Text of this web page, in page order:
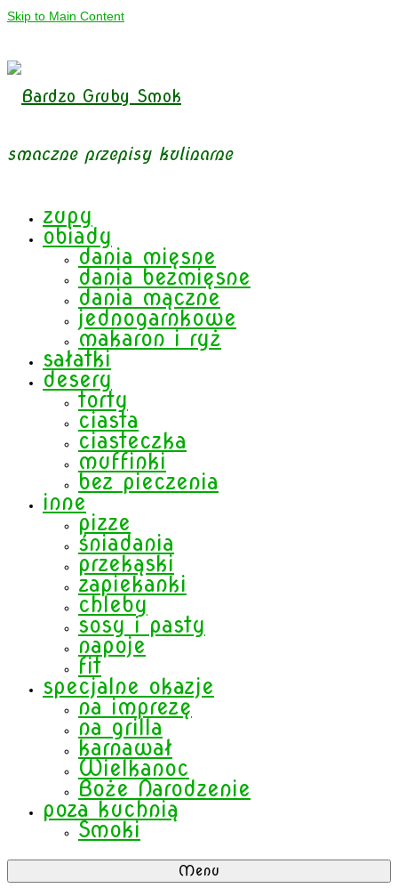
Skip to Main Content
smaczne przepisy kulinarne
zupy
obiady
dania mięsne
dania bezmięsne
dania mączne
jednogarnkowe
makaron i ryż
sałatki
desery
torty
ciasta
ciasteczka
muffinki
bez pieczenia
inne
pizze
śniadania
przekąski
zapiekanki
chleby
sosy i pasty
napoje
fit
specjalne okazje
na imprezę
na grilla
karnawał
Wielkanoc
Boże Narodzenie
poza kuchnią
Smoki
Menu